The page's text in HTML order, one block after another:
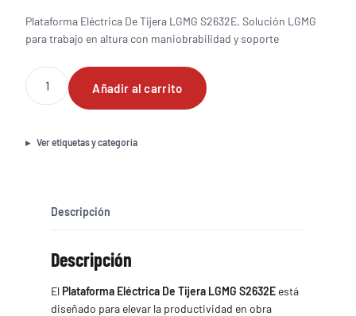
Plataforma Eléctrica De Tijera LGMG S2632E. Solución LGMG
para trabajo en altura con maniobrabilidad y soporte
Plataforma
Eléctrica
De
LGMG
Añadir al carrito
Ver etiquetas y categoría
Descripción
Descripción
El Plataforma Eléctrica De Tijera LGMG S2632E está
diseñado para elevar la productividad en obra